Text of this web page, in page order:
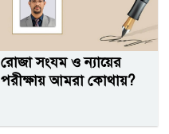
রোজা সংযম ও ন্যায়ের
পরীক্ষায় আমরা কোথায়?